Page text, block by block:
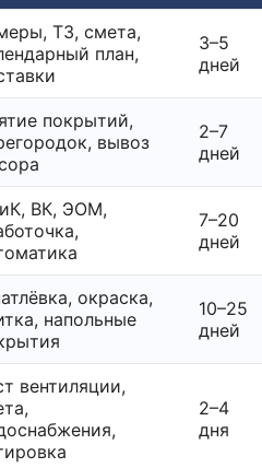
ТЗ, смета,
план,
3–5
дней
покрытий,
вывоз
2–7
дней
ВК, ЭОМ,
7–20
дней
окраска,
напольные
10–25
дней
вентиляции,
2–4
дня